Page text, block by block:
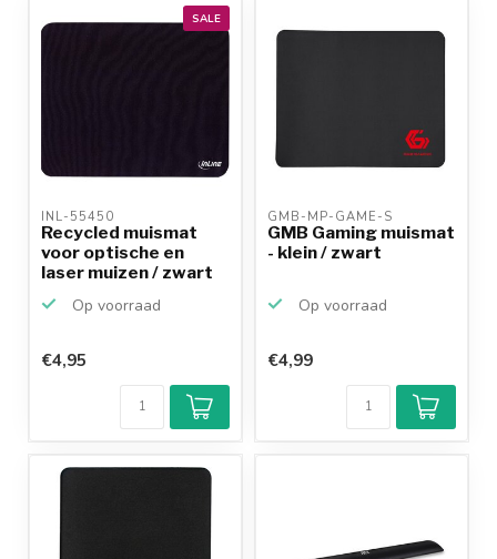
SALE
INL-55450
Recycled muismat
voor optische en
laser muizen / zwart
Op voorraad
€4,95
GMB-MP-GAME-S
GMB Gaming muismat
- klein / zwart
Op voorraad
€4,99